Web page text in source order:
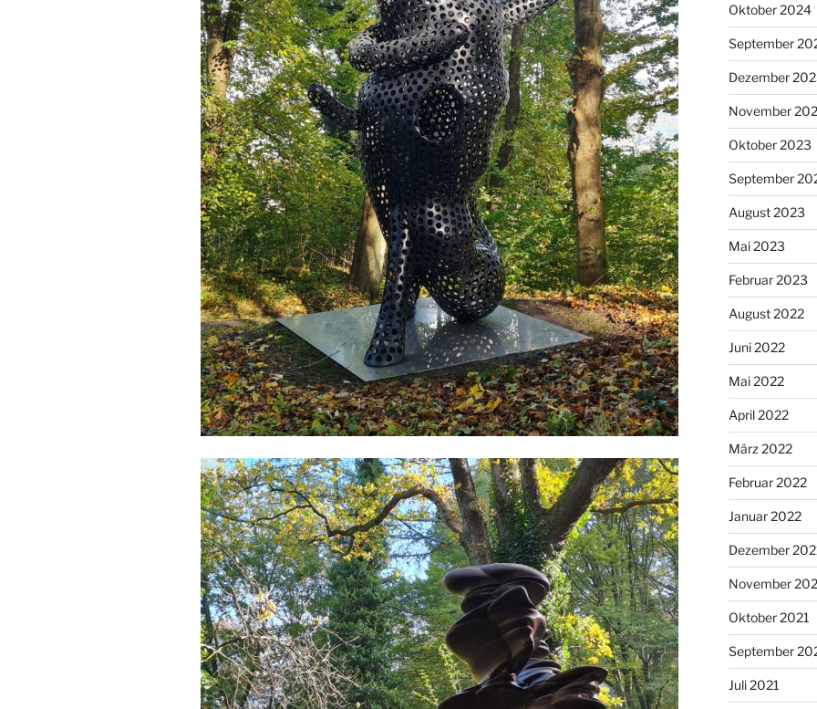
Oktober 2024
September
Dezember
November
Oktober 2023
September
August 2023
Mai 2023
Februar 2023
August 2022
Juni 2022
Mai 2022
April 2022
März 2022
Februar 2022
Januar 2022
Dezember
November
Oktober 2021
September
Juli 2021